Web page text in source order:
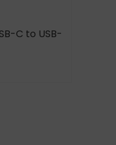
C to USB-